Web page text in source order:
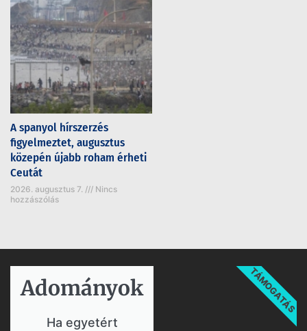
A spanyol hírszerzés
figyelmeztet, augusztus
közepén újabb roham érheti
Ceutát
2026. augusztus 7.
Nincs
hozzászólás
Adományok​
Ha egyetért
TÁMOGATÁS